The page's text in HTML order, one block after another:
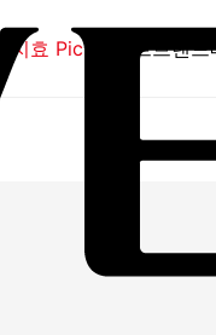
지효 Pick 베스트브랜드